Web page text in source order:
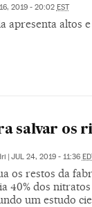
16, 2019 - 20:02 EST
apresenta altos
salvar os
| JUL 24, 2019 - 11:36
os restos da
40% dos
um estudo